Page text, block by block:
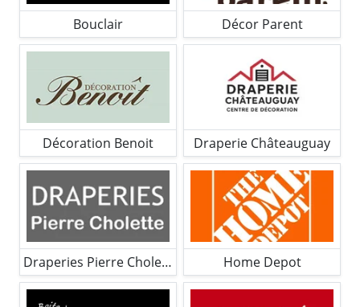
Bouclair Décor Parent
Décoration Benoit Draperie Châteauguay
Draperies Pierre Cholette Home Depot